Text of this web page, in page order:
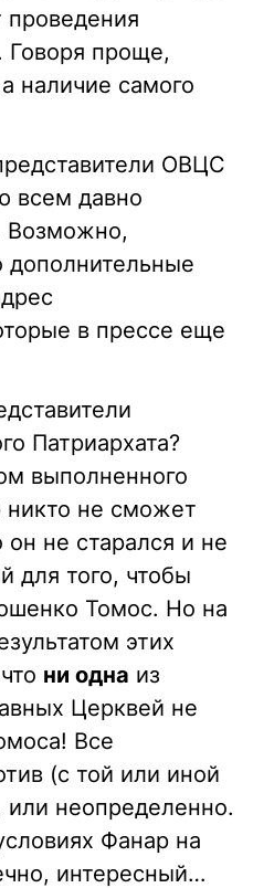
Говоря проще,
наличие самого
ОВЦС
всем давно
Возможно,
дополнительные
в прессе еще
Патриархата?
выполненного
никто не сможет
он не старался и не
для того, чтобы
Томос. Но на
этих
ни одна из
Церквей не
Все
(с той или иной
или неопределенно.
Фанар на
интересный…